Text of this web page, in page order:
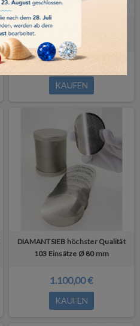
DIAMANTSIEB 75 Einsätze Ø 80
500,00 €
KAUFEN
DIAMANTSIEB höchster Qualität
103 Einsätze Ø 80 mm
1.100,00 €
KAUFEN